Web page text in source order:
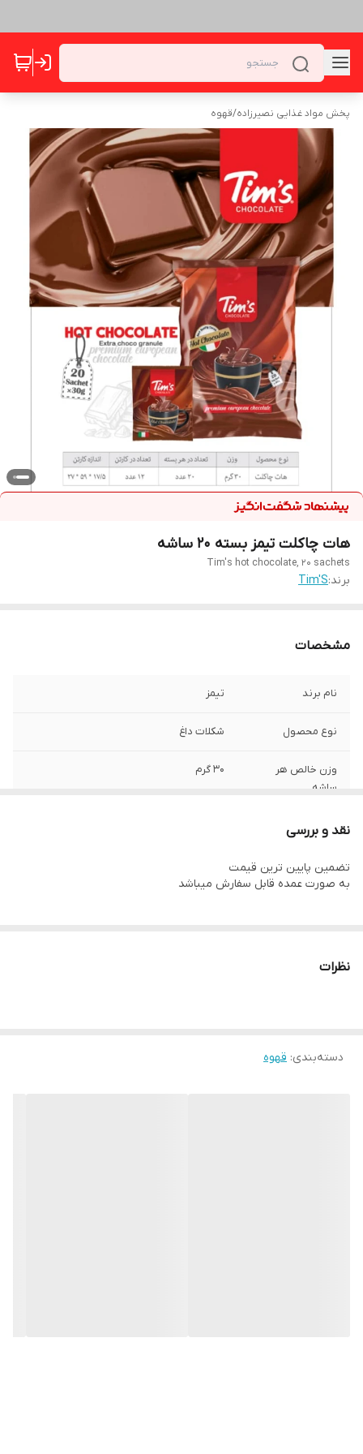
پخش مواد غذایی نصیرزاده/قهوه
هات چاکلت تیمز بسته 20 ساشه
Tim's hot chocolate, 20 sachets
برند:Tim'S
مشخصات
نام برند تیمز
نوع محصول شکلات داغ
وزن خالص هر
ساشه
30 گرم
وزن بسته
نقد و بررسی
تضمین پایین ترین قیمت
به صورت عمده قابل سفارش میباشد
نظرات
دسته‌بندی: قهوه